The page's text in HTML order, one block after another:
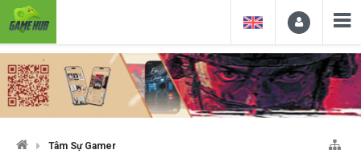
Tâm Sự Gamer